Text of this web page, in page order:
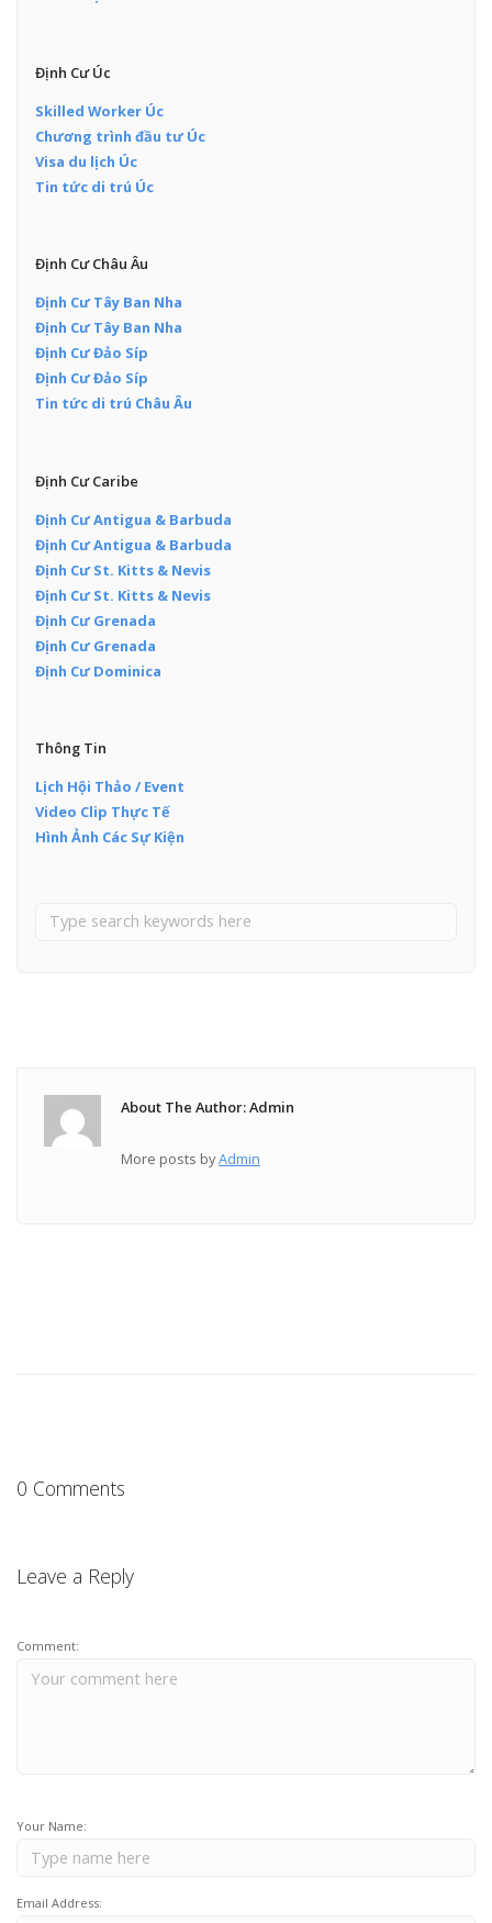
Định Cư Úc
Skilled Worker Úc
Chương trình đầu tư Úc
Visa du lịch Úc
Tin tức di trú Úc
Định Cư Châu Âu
Định Cư Tây Ban Nha
Định Cư Tây Ban Nha
Định Cư Đảo Síp
Định Cư Đảo Síp
Tin tức di trú Châu Âu
Định Cư Caribe
Định Cư Antigua & Barbuda
Định Cư Antigua & Barbuda
Định Cư St. Kitts & Nevis
Định Cư St. Kitts & Nevis
Định Cư Grenada
Định Cư Grenada
Định Cư Dominica
Thông Tin
Lịch Hội Thảo / Event
Video Clip Thực Tế
Hình Ảnh Các Sự Kiện
About The Author: Admin
More posts byAdmin
0 Comments
Leave a Reply
Comment:
Your Name:
Email Address: